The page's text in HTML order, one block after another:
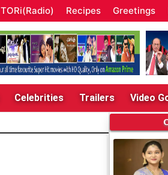
TORi(Radio) Recipes Greetings
Celebrities Trailers Video